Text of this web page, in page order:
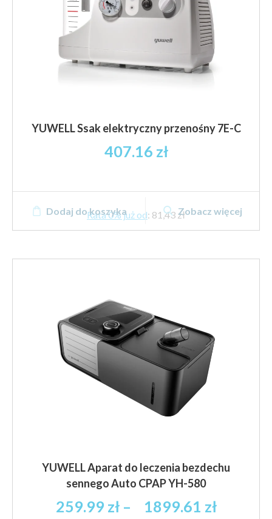
YUWELL Ssak elektryczny przenośny 7E-C
407.16 zł
Rata 0% już od: 81,43 zł
Dodaj do koszyka Zobacz więcej
YUWELL Aparat do leczenia bezdechu
sennego Auto CPAP YH-580
259.99 zł – 1899.61 złZakres